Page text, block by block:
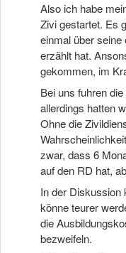
Also ich habe
Zivi gestartet. Es
einmal über
erzählt hat.
gekommen, im
Bei uns fuhren
allerdings hatten
Ohne die
zwar, dass 6
auf den RD hat,
In der Diskussion
könne teurer
die
bezweifeln.